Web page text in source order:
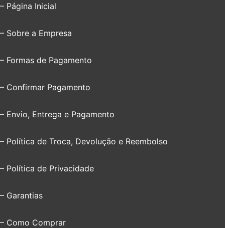
– Página Inicial
– Sobre a Empresa
– Formas de Pagamento
– Confirmar Pagamento
– Envio, Entrega e Pagamento
– Política de Troca, Devolução e Reembolso
– Política de Privacidade
– Garantias
– Como Comprar